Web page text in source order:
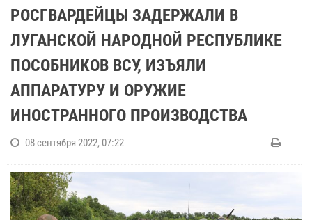
РОСГВАРДЕЙЦЫ ЗАДЕРЖАЛИ В
ЛУГАНСКОЙ НАРОДНОЙ РЕСПУБЛИКЕ
ПОСОБНИКОВ ВСУ, ИЗЪЯЛИ
АППАРАТУРУ И ОРУЖИЕ
ИНОСТРАННОГО ПРОИЗВОДСТВА
08 сентября 2022, 07:22